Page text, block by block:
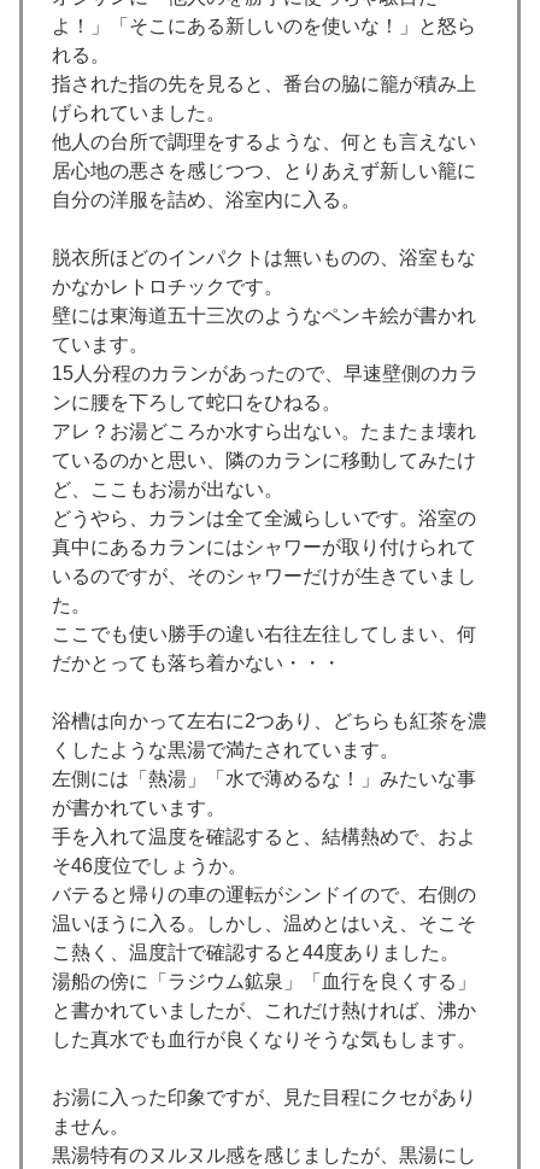
よ！」「そこにある新しいのを使いな！」と怒ら
れる。
指された指の先を見ると、番台の脇に籠が積み上
げられていました。
他人の台所で調理をするような、何とも言えない
居心地の悪さを感じつつ、とりあえず新しい籠に
自分の洋服を詰め、浴室内に入る。
脱衣所ほどのインパクトは無いものの、浴室もな
かなかレトロチックです。
壁には東海道五十三次のようなペンキ絵が書かれ
ています。
15人分程のカランがあったので、早速壁側のカラ
ンに腰を下ろして蛇口をひねる。
アレ？お湯どころか水すら出ない。たまたま壊れ
ているのかと思い、隣のカランに移動してみたけ
ど、ここもお湯が出ない。
どうやら、カランは全て全滅らしいです。浴室の
真中にあるカランにはシャワーが取り付けられて
いるのですが、そのシャワーだけが生きていまし
た。
ここでも使い勝手の違い右往左往してしまい、何
だかとっても落ち着かない・・・
浴槽は向かって左右に2つあり、どちらも紅茶を濃
くしたような黒湯で満たされています。
左側には「熱湯」「水で薄めるな！」みたいな事
が書かれています。
手を入れて温度を確認すると、結構熱めで、およ
そ46度位でしょうか。
バテると帰りの車の運転がシンドイので、右側の
温いほうに入る。しかし、温めとはいえ、そこそ
こ熱く、温度計で確認すると44度ありました。
湯船の傍に「ラジウム鉱泉」「血行を良くする」
と書かれていましたが、これだけ熱ければ、沸か
した真水でも血行が良くなりそうな気もします。
お湯に入った印象ですが、見た目程にクセがあり
ません。
黒湯特有のヌルヌル感を感じましたが、黒湯にし